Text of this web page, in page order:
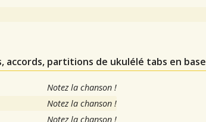
accords, partitions de ukulélé tabs en base
Notez la chanson !
Notez la chanson !
Notez la chanson !